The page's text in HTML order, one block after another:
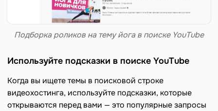
Подборка роликов на тему йога в поиске YouTube
Используйте подсказки в поиске YouTube
Когда вы ищете темы в поисковой строке
видеохостинга, используйте подсказки, которые
открываются перед вами — это популярные запросы